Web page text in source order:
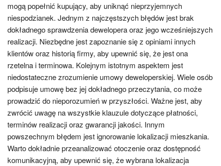
mogą popełnić kupujący, aby uniknąć nieprzyjemnych
niespodzianek. Jednym z najczęstszych błędów jest brak
dokładnego sprawdzenia dewelopera oraz jego wcześniejszych
realizacji. Niezbędne jest zapoznanie się z opiniami innych
klientów oraz historią firmy, aby upewnić się, że jest ona
rzetelna i terminowa. Kolejnym istotnym aspektem jest
niedostateczne zrozumienie umowy deweloperskiej. Wiele osób
podpisuje umowę bez jej dokładnego przeczytania, co może
prowadzić do nieporozumień w przyszłości. Ważne jest, aby
zwrócić uwagę na wszystkie klauzule dotyczące płatności,
terminów realizacji oraz gwarancji jakości. Innym
powszechnym błędem jest ignorowanie lokalizacji mieszkania.
Warto dokładnie przeanalizować otoczenie oraz dostępność
komunikacyjną, aby upewnić się, że wybrana lokalizacja